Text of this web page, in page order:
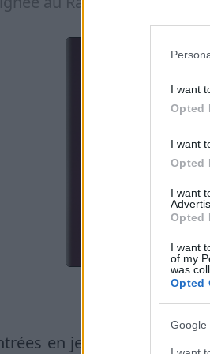
I want
Opted
I want
Opted
I want
Opted
I want
of my
was
Opted
Google
en jeu de certains